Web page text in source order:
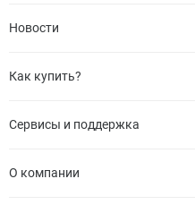
Новости
Как купить?
Сервисы и поддержка
О компании